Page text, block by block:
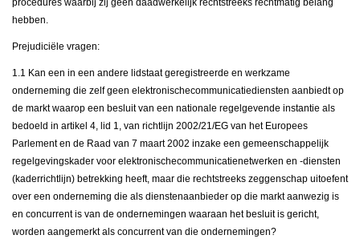
procedures waarbij zij geen daadwerkelijk rechtstreeks rechtmatig belang
hebben.
Prejudiciële vragen:
1.1 Kan een in een andere lidstaat geregistreerde en werkzame
onderneming die zelf geen elektronischecommunicatiediensten aanbiedt op
de markt waarop een besluit van een nationale regelgevende instantie als
bedoeld in artikel 4, lid 1, van richtlijn 2002/21/EG van het Europees
Parlement en de Raad van 7 maart 2002 inzake een gemeenschappelijk
regelgevingskader voor elektronischecommunicatienetwerken en -diensten
(kaderrichtlijn) betrekking heeft, maar die rechtstreeks zeggenschap uitoefent
over een onderneming die als dienstenaanbieder op die markt aanwezig is
en concurrent is van de ondernemingen waaraan het besluit is gericht,
worden aangemerkt als concurrent van die ondernemingen?